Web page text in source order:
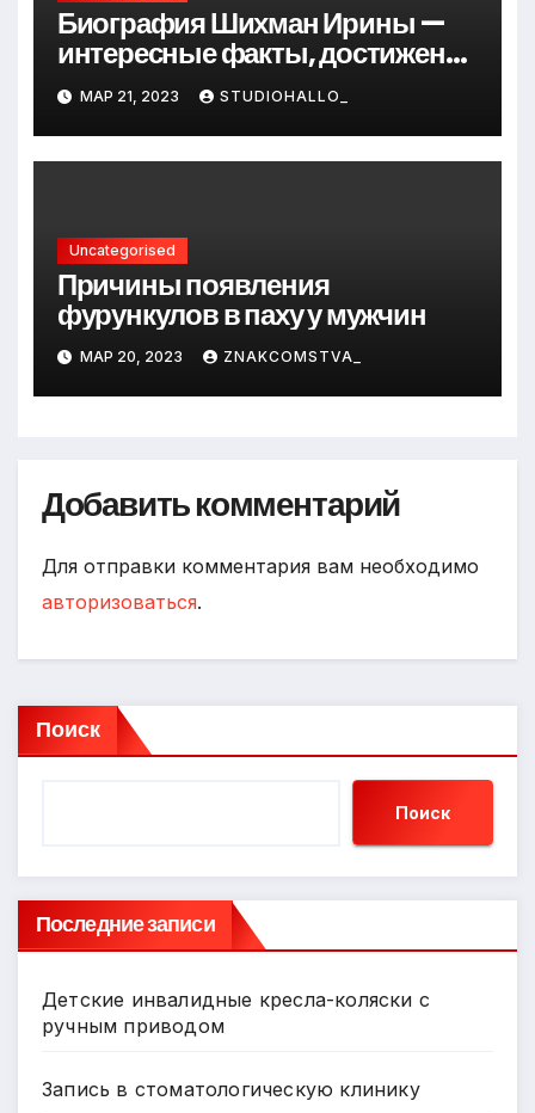
Биография Шихман Ирины —
интересные факты, достижения
и путь к успеху
МАР 21, 2023 STUDIOHALLO_
Uncategorised
Причины появления
фурункулов в паху у мужчин
МАР 20, 2023 ZNAKCOMSTVA_
Добавить комментарий
Для отправки комментария вам необходимо
авторизоваться.
Поиск
Поиск
Последние записи
Детские инвалидные кресла-коляски с
ручным приводом
Запись в стоматологическую клинику